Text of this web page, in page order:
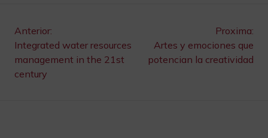
Navegación
de
Anterior:
Integrated water resources
management in the 21st
century
Proxima:
Artes y emociones que
potencian la creatividad